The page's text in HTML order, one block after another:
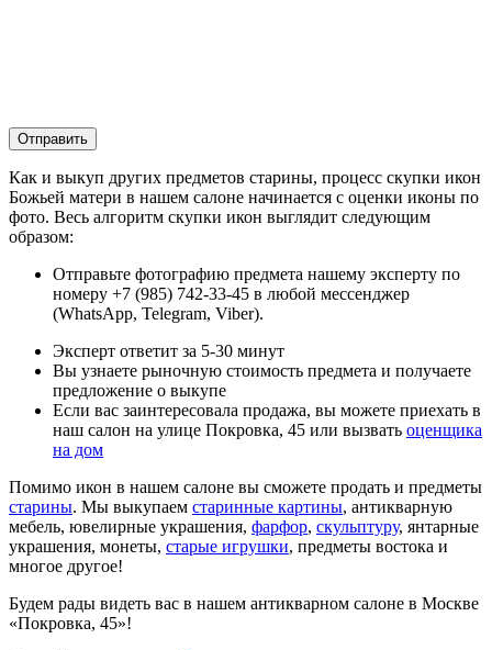
Отправить
Как и выкуп других предметов старины, процесс скупки икон
Божьей матери в нашем салоне начинается с оценки иконы по
фото. Весь алгоритм скупки икон выглядит следующим
образом:
Отправьте фотографию предмета нашему эксперту по
номеру +7 (985) 742-33-45 в любой мессенджер
(WhatsApp, Telegram, Viber).
Эксперт ответит за 5-30 минут
Вы узнаете рыночную стоимость предмета и получаете
предложение о выкупе
Если вас заинтересовала продажа, вы можете приехать в
наш салон на улице Покровка, 45 или вызвать оценщика
на дом
Помимо икон в нашем салоне вы сможете продать и предметы
старины. Мы выкупаем старинные картины, антикварную
мебель, ювелирные украшения, фарфор, скульптуру, янтарные
украшения, монеты, старые игрушки, предметы востока и
многое другое!
Будем рады видеть вас в нашем антикварном салоне в Москве
«Покровка, 45»!